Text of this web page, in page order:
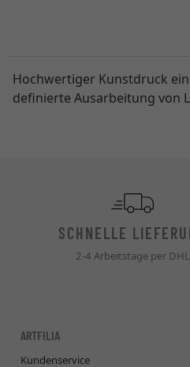
Hochwertiger Kunstdruck
definierte Ausarbeitung von
SCHNELLE
2-4 Arbeitstage per DHL
ARTFILIA
Kundenservice